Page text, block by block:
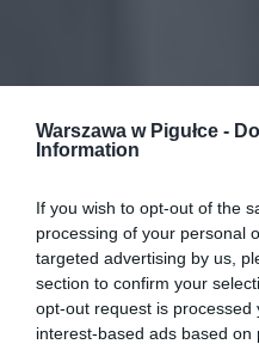
Warszawa w Pigułce -
Information
If you wish to opt-out of the
processing of your personal
targeted advertising by us,
section to confirm your
opt-out request is processed
interest-based ads based